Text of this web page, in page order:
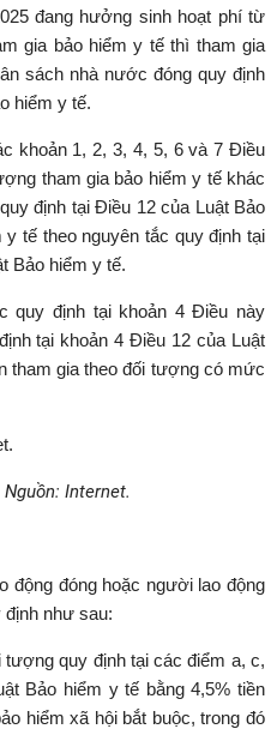
đang hưởng sinh hoạt phí từ
gia bảo hiểm y tế thì tham gia
sách nhà nước đóng quy định
hiểm y tế.
khoản 1, 2, 3, 4, 5, 6 và 7 Điều
tham gia bảo hiểm y tế khác
định tại Điều 12 của Luật Bảo
tế theo nguyên tắc quy định tại
Bảo hiểm y tế.
quy định tại khoản 4 Điều này
tại khoản 4 Điều 12 của Luật
tham gia theo đối tượng có mức
Internet.
động đóng hoặc người lao động
như sau:
quy định tại các điểm a, c,
Bảo hiểm y tế bằng 4,5% tiền
hiểm xã hội bắt buộc, trong đó